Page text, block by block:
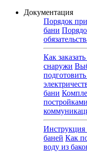
Документация
Порядок
бани
Как
снаружи
бани
постройками
Инструкция
баней Как
воду из